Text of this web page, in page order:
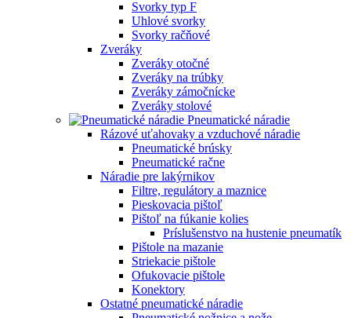
Svorky typ F
Uhlové svorky
Svorky račňové
Zveráky
Zveráky otočné
Zveráky na trúbky
Zveráky zámočnícke
Zveráky stolové
Pneumatické náradie
Rázové uťahovaky a vzduchové náradie
Pneumatické brúsky
Pneumatické račne
Náradie pre lakýrnikov
Filtre, regulátory a maznice
Pieskovacia pištoľ
Pištoľ na fúkanie kolies
Príslušenstvo na hustenie pneumatík
Pištole na mazanie
Striekacie pištole
Ofukovacie pištole
Konektory
Ostatné pneumatické náradie